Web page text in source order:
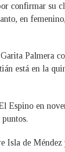
confirmar su
en
Palmera
está en la
Espino en
Isla de